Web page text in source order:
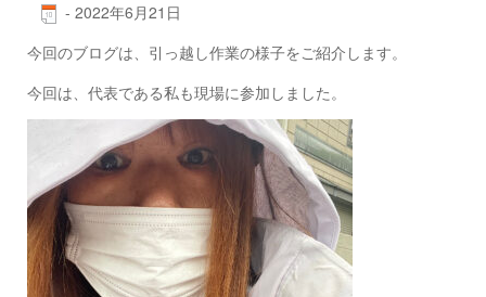
- 2022年6月21日
今回のブログは、引っ越し作業の様子をご紹介します。
今回は、代表である私も現場に参加しました。